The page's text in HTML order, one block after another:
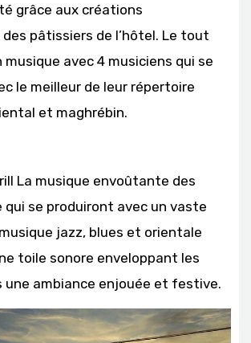
grâce aux créations
pâtissiers de l’hôtel. Le tout
avec 4 musiciens qui se
le meilleur de leur répertoire
et maghrébin.
La musique envoûtante des
qui se produiront avec un vaste
jazz, blues et orientale
toile sonore enveloppant les
une ambiance enjouée et festive.